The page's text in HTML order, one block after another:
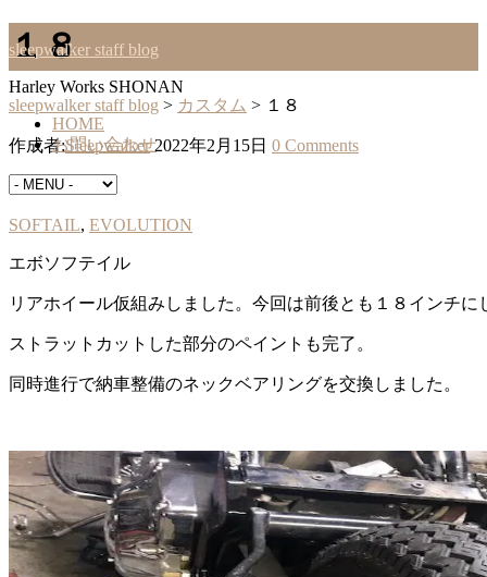
sleepwalker staff blog
Harley Works SHONAN
HOME
お問い合わせ
１８
sleepwalker staff blog > カスタム > １８
作成者:Sleepwalker 2022年2月15日 0 Comments
カスタム
SOFTAIL, EVOLUTION
エボソフテイル
リアホイール仮組みしました。今回は前後とも１８インチに
ストラットカットした部分のペイントも完了。
同時進行で納車整備のネックベアリングを交換しました。